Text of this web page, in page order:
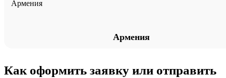
Армения
Как оформить заявку или отправить